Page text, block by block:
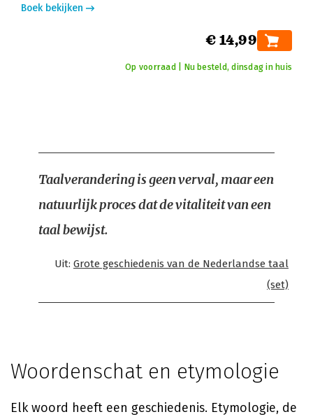
Boek bekijken
€ 14,99
Op voorraad | Nu besteld, dinsdag in huis
Taalverandering is geen verval, maar een
natuurlijk proces dat de vitaliteit van een
taal bewijst.
Uit: Grote geschiedenis van de Nederlandse taal
(set)
Woordenschat en etymologie
Elk woord heeft een geschiedenis. Etymologie, de